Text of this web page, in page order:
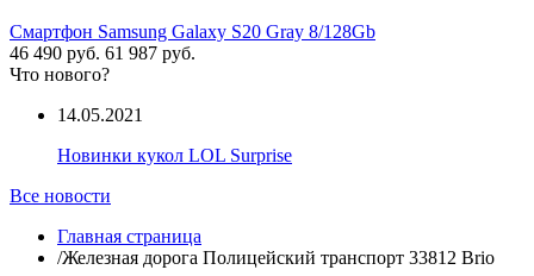
Смартфон Samsung Galaxy S20 Gray 8/128Gb
46 490 руб. 61 987 руб.
Что нового?
14.05.2021
Новинки кукол LOL Surprise
Все новости
Главная страница
/Железная дорога Полицейский транспорт 33812 Brio